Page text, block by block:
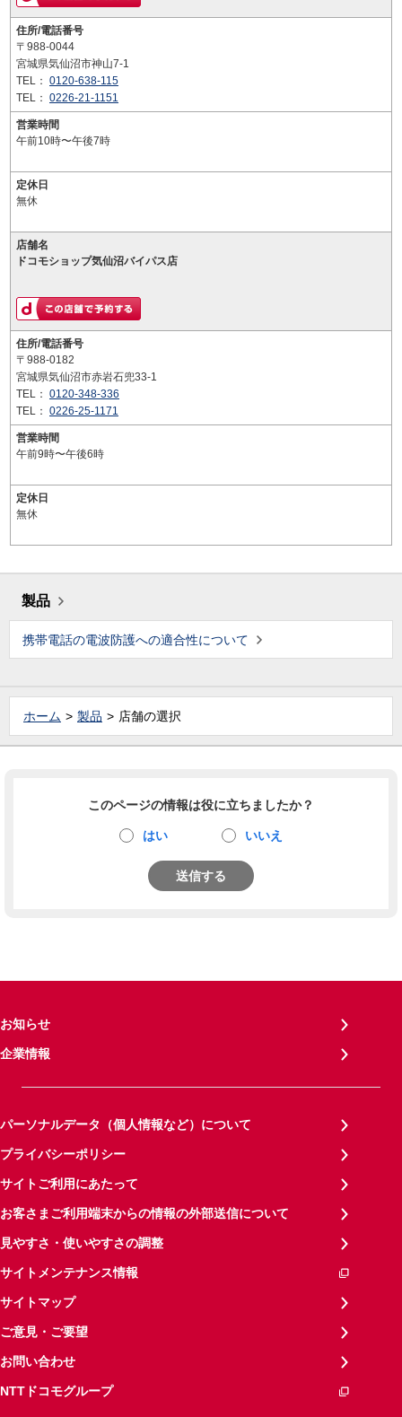
住所/電話番号
〒988-0044
宮城県気仙沼市神山7-1
TEL： 0120-638-115
TEL： 0226-21-1151
営業時間
午前10時〜午後7時
定休日
無休
店舗名
ドコモショップ気仙沼バイパス店
住所/電話番号
〒988-0182
宮城県気仙沼市赤岩石兜33-1
TEL： 0120-348-336
TEL： 0226-25-1171
営業時間
午前9時〜午後6時
定休日
無休
製品
携帯電話の電波防護への適合性について
ホーム 製品 店舗の選択
このページの情報は役に立ちましたか？
はい いいえ
送信する
お知らせ
企業情報
パーソナルデータ（個人情報など）について
プライバシーポリシー
サイトご利用にあたって
お客さまご利用端末からの情報の外部送信について
見やすさ・使いやすさの調整
サイトメンテナンス情報
サイトマップ
ご意見・ご要望
お問い合わせ
NTTドコモグループ